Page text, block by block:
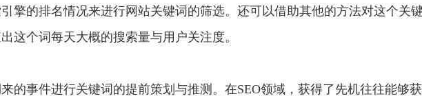
擎的排名情况来进行网站关键词的筛选。还可以借助其他的方法对这个关
这个词每天大概的搜索量与用户关注度。
的事件进行关键词的提前策划与推测。在SEO领域，获得了先机往往能够获